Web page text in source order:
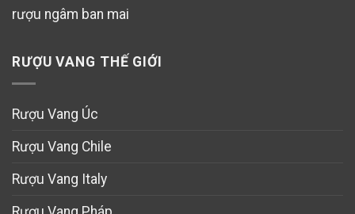
rượu ngâm ban mai
RƯỢU VANG THẾ GIỚI
Rượu Vang Úc
Rượu Vang Chile
Rượu Vang Italy